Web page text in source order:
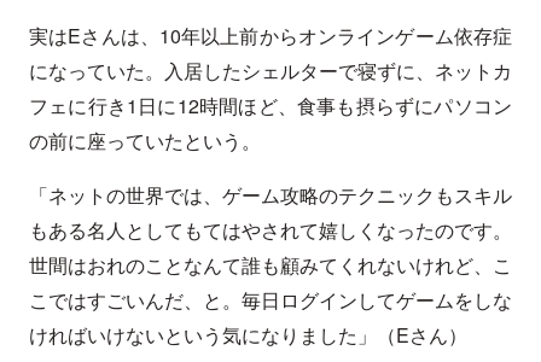
実はEさんは、10年以上前からオンラインゲーム依存症
になっていた。入居したシェルターで寝ずに、ネットカ
フェに行き1日に12時間ほど、食事も摂らずにパソコン
の前に座っていたという。
「ネットの世界では、ゲーム攻略のテクニックもスキル
もある名人としてもてはやされて嬉しくなったのです。
世間はおれのことなんて誰も顧みてくれないけれど、こ
こではすごいんだ、と。毎日ログインしてゲームをしな
ければいけないという気になりました」（Eさん）